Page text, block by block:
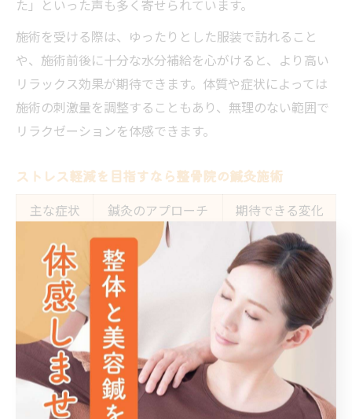
た」といった声も多く寄せられています。
施術を受ける際は、ゆったりとした服装で訪れること
や、施術前後に十分な水分補給を心がけると、より高い
リラックス効果が期待できます。体質や症状によっては
施術の刺激量を調整することもあり、無理のない範囲で
リラクゼーションを体感できます。
ストレス軽減を目指すなら整骨院の鍼灸施術
主な症状 鍼灸のアプローチ
期待できる変化
肩こり・頭
ツボへの鍼刺激と灸
の温熱
筋緊張の緩和・痛
みの軽減
イライラ・
不安感
自律神経調整とリラ
ックス促進
気分の安定・集中
力UP
睡眠の質低
全身へのリラクゼー
ション
深い眠りと心身の
回復
現代社会ではストレスが心身にさまざまな影響を及ぼし